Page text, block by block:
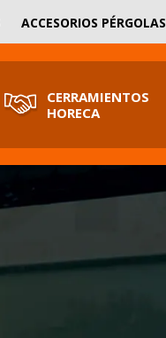
SOLICITA PRESUPUESTO
ACCESORIOS PÉRGOLAS
CERRAMIENTOS
HORECA